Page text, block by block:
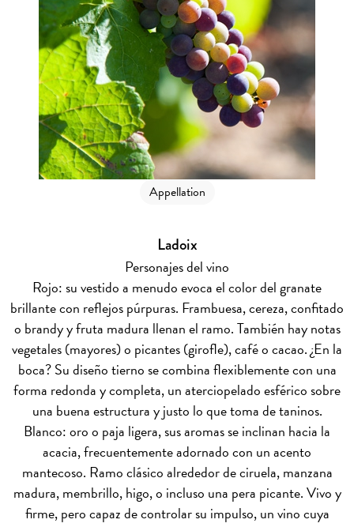
Appellation
Ladoix
Personajes del vino
Rojo: su vestido a menudo evoca el color del granate
brillante con reflejos púrpuras. Frambuesa, cereza, confitado
o brandy y fruta madura llenan el ramo. También hay notas
vegetales (mayores) o picantes (girofle), café o cacao. ¿En la
boca? Su diseño tierno se combina flexiblemente con una
forma redonda y completa, un aterciopelado esférico sobre
una buena estructura y justo lo que toma de taninos.
Blanco: oro o paja ligera, sus aromas se inclinan hacia la
acacia, frecuentemente adornado con un acento
mantecoso. Ramo clásico alrededor de ciruela, manzana
madura, membrillo, higo, o incluso una pera picante. Vivo y
firme, pero capaz de controlar su impulso, un vino cuya